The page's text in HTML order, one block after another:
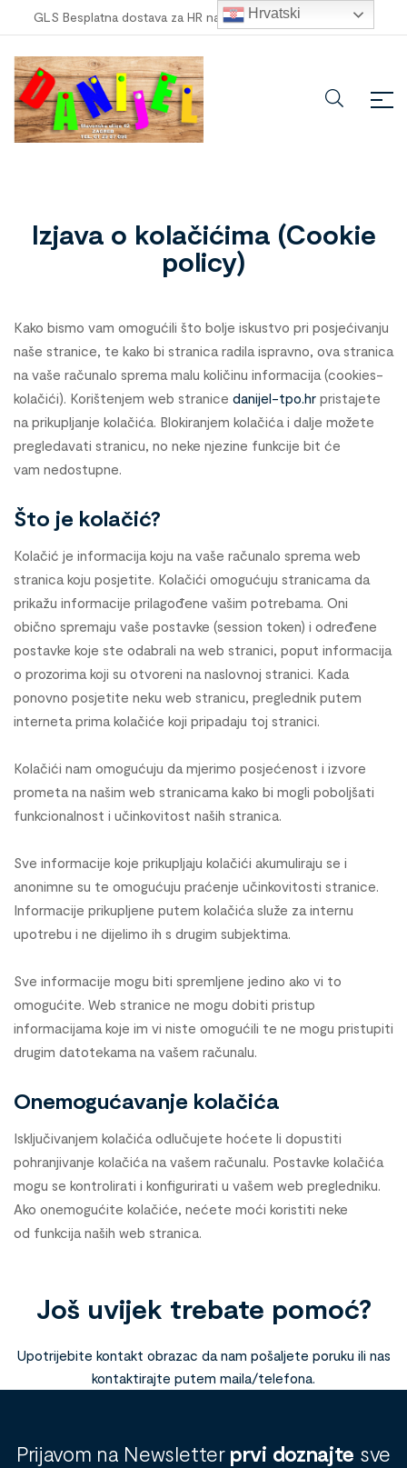
GLS Besplatna dostava za HR narudžbe veće od 100,00 €
Izjava o kolačićima (Cookie
policy)
Kako bismo vam omogućili što bolje iskustvo pri posjećivanju
naše stranice, te kako bi stranica radila ispravno, ova stranica
na vaše računalo sprema malu količinu informacija (cookies-
kolačići). Korištenjem web stranice danijel-tpo.hr pristajete
na prikupljanje kolačića. Blokiranjem kolačića i dalje možete
pregledavati stranicu, no neke njezine funkcije bit će
vam nedostupne.
Što je kolačić?
Kolačić je informacija koju na vaše računalo sprema web
stranica koju posjetite. Kolačići omogućuju stranicama da
prikažu informacije prilagođene vašim potrebama. Oni
obično spremaju vaše postavke (session token) i određene
postavke koje ste odabrali na web stranici, poput informacija
o prozorima koji su otvoreni na naslovnoj stranici. Kada
ponovno posjetite neku web stranicu, preglednik putem
interneta prima kolačiće koji pripadaju toj stranici.
Kolačići nam omogućuju da mjerimo posjećenost i izvore
prometa na našim web stranicama kako bi mogli poboljšati
funkcionalnost i učinkovitost naših stranica.
Sve informacije koje prikupljaju kolačići akumuliraju se i
anonimne su te omogućuju praćenje učinkovitosti stranice.
Informacije prikupljene putem kolačića služe za internu
upotrebu i ne dijelimo ih s drugim subjektima.
Sve informacije mogu biti spremljene jedino ako vi to
omogućite. Web stranice ne mogu dobiti pristup
informacijama koje im vi niste omogućili te ne mogu pristupiti
drugim datotekama na vašem računalu.
Onemogućavanje kolačića
Isključivanjem kolačića odlučujete hoćete li dopustiti
pohranjivanje kolačića na vašem računalu. Postavke kolačića
mogu se kontrolirati i konfigurirati u vašem web pregledniku.
Ako onemogućite kolačiće, nećete moći koristiti neke
od funkcija naših web stranica.
Još uvijek trebate pomoć?
Upotrijebite kontakt obrazac da nam pošaljete poruku ili nas
kontaktirajte putem maila/telefona.
Prijavom na Newsletter prvi doznajte sve
Hrvatski